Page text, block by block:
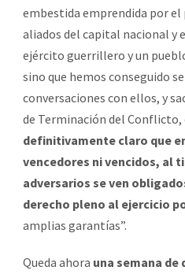
embestida emprendida por el
aliados del capital nacional y
ejército guerrillero y un
sino que hemos conseguido
conversaciones con ellos, y
de Terminación del Conflicto,
definitivamente claro que
vencedores ni vencidos, al
adversarios se ven
derecho pleno al ejercicio
amplias garantías”.
Queda ahora una semana de